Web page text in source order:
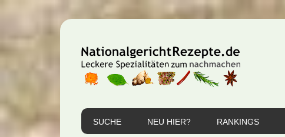
Hauptnavigation
SUCHE NEU HIER? RANKINGS